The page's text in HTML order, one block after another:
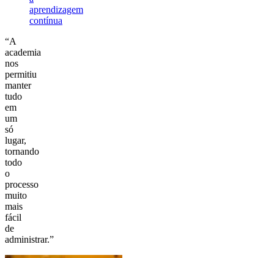
aprendizagem
contínua
“A
academia
nos
permitiu
manter
tudo
em
um
só
lugar,
tornando
todo
o
processo
muito
mais
fácil
de
administrar.”